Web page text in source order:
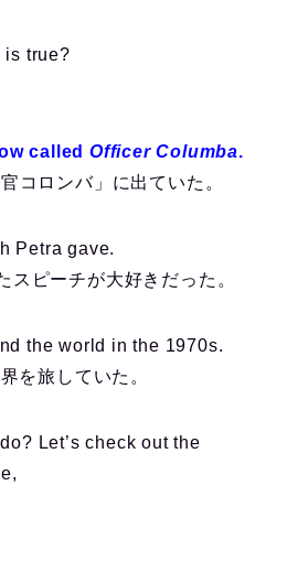
is true?
called Officer Columba.
コロンバ」に出ていた。
Petra gave.
スピーチが大好きだった。
the world in the 1970s.
を旅していた。
Let’s check out the